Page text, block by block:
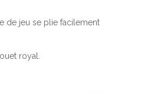
de jeu se plie facilement
royal.